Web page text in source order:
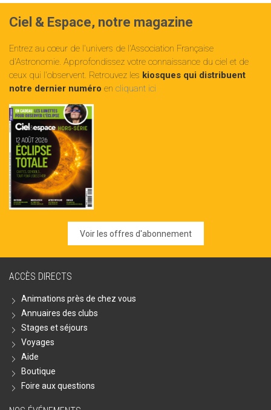
Ciel & Espace, notre magazine
Entrez au cœur de l'univers de l'Association Française
d'Astronomie. Approfondissez votre connaissance du ciel et de
ceux qui l'observent. Retrouvez les kiosques qui distribuent
notre dernier numéro en cliquant ici
Voir les offres d'abonnement
ACCÈS DIRECTS
Animations près de chez vous
Annuaires des clubs
Stages et séjours
Voyages
Aide
Boutique
Foire aux questions